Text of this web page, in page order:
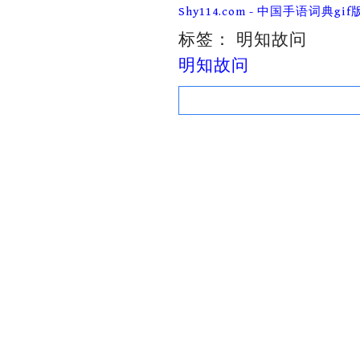
Skip
content
Shy114.com - 中国手语词典gif
标签： 明知故问
明知故问
Search